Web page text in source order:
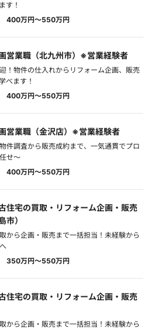
す！
400万円～550万円
画営業職（北九州市）※営業経験者
！物件の仕入れからリフォーム企画、販売
べます！
400万円～550万円
画営業職（金沢店）※営業経験者
件調査から販売成約まで、一気通貫でプロ
せ～
400万円～550万円
住宅の買取・リフォーム企画・販売
市）
から企画・販売まで一括担当！未経験から
350万円～550万円
住宅の買取・リフォーム企画・販売
から企画・販売まで一括担当！未経験から